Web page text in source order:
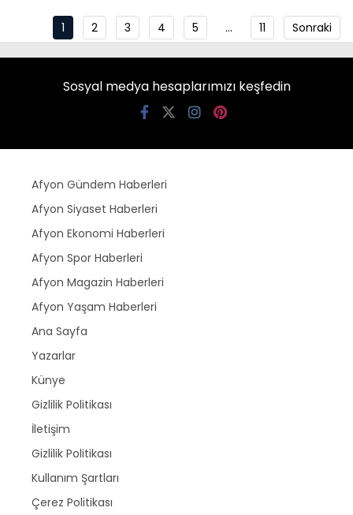
1 2 3 4 5 … 11 Sonraki
Sosyal medya hesaplarımızı keşfedin
Afyon Gündem Haberleri
Afyon Siyaset Haberleri
Afyon Ekonomi Haberleri
Afyon Spor Haberleri
Afyon Magazin Haberleri
Afyon Yaşam Haberleri
Ana Sayfa
Yazarlar
Künye
Gizlilik Politikası
İletişim
Gizlilik Politikası
Kullanım Şartları
Çerez Politikası